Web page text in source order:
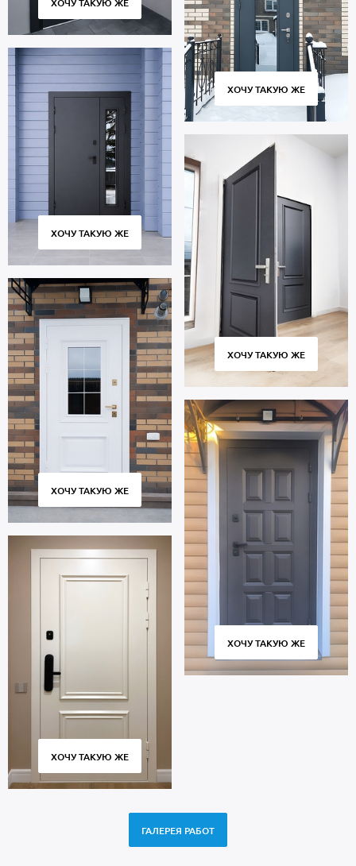
ХОЧУ ТАКУЮ ЖЕ
ХОЧУ ТАКУЮ ЖЕ
ХОЧУ ТАКУЮ ЖЕ
ХОЧУ ТАКУЮ ЖЕ
ХОЧУ ТАКУЮ ЖЕ
ХОЧУ ТАКУЮ ЖЕ
ХОЧУ ТАКУЮ ЖЕ
ГАЛЕРЕЯ РАБОТ